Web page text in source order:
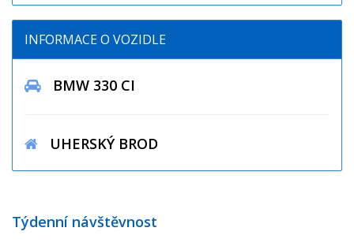
INFORMACE O VOZIDLE
BMW 330 CI
UHERSKÝ BROD
Týdenní návštěvnost